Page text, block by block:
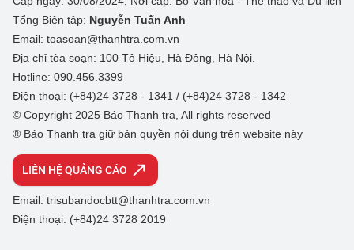
Tổng Biên tập: Nguyễn Tuấn Anh
Email: toasoan@thanhtra.com.vn
Địa chỉ tòa soạn: 100 Tô Hiệu, Hà Đông, Hà Nội.
Hotline: 090.456.3399
Điện thoại: (+84)24 3728 - 1341 / (+84)24 3728 - 1342
© Copyright 2025 Báo Thanh tra, All rights reserved
® Báo Thanh tra giữ bản quyền nội dung trên website này
LIÊN HỆ QUẢNG CÁO
Email: trisubandocbtt@thanhtra.com.vn
Điện thoại: (+84)24 3728 2019